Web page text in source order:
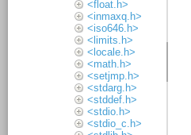
<float.h>
<inmaxq.h>
<iso646.h>
<limits.h>
<locale.h>
<math.h>
<setjmp.h>
<stdarg.h>
<stddef.h>
<stdio.h>
<stdio_c.h>